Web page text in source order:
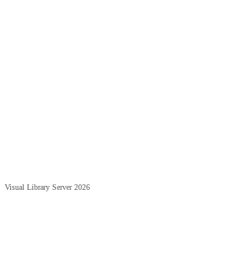
Visual Library Server 2026